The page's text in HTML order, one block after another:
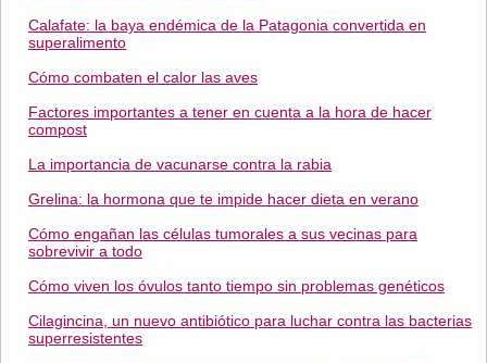
Calafate: la baya endémica de la Patagonia convertida en
superalimento
Cómo combaten el calor las aves
Factores importantes a tener en cuenta a la hora de hacer
compost
La importancia de vacunarse contra la rabia
Grelina: la hormona que te impide hacer dieta en verano
Cómo engañan las células tumorales a sus vecinas para
sobrevivir a todo
Cómo viven los óvulos tanto tiempo sin problemas genéticos
Cilagincina, un nuevo antibiótico para luchar contra las bacterias
superresistentes